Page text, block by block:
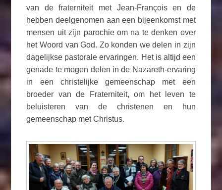
van de fraterniteit met Jean-François en de
hebben deelgenomen aan een bijeenkomst met
mensen uit zijn parochie om na te denken over
het Woord van God. Zo konden we delen in zijn
dagelijkse pastorale ervaringen. Het is altijd een
genade te mogen delen in de Nazareth-ervaring
in een christelijke gemeenschap met een
broeder van de Fraterniteit, om het leven te
beluisteren van de christenen en hun
gemeenschap met Christus.